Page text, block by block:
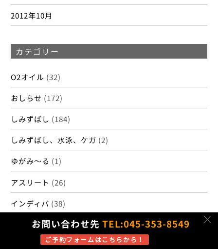
お問い合わせ先 TEL:045-353-8549
ご予約フォームはこちらから！
c
2012年10月
カテゴリー
O2オイル (32)
おしらせ (172)
しみずばし (184)
しみずばし、水泳、ケガ (2)
ゆがみ～る (1)
アスリート (26)
インディバ (38)
オスグット・シュラッター病(2)
(45)